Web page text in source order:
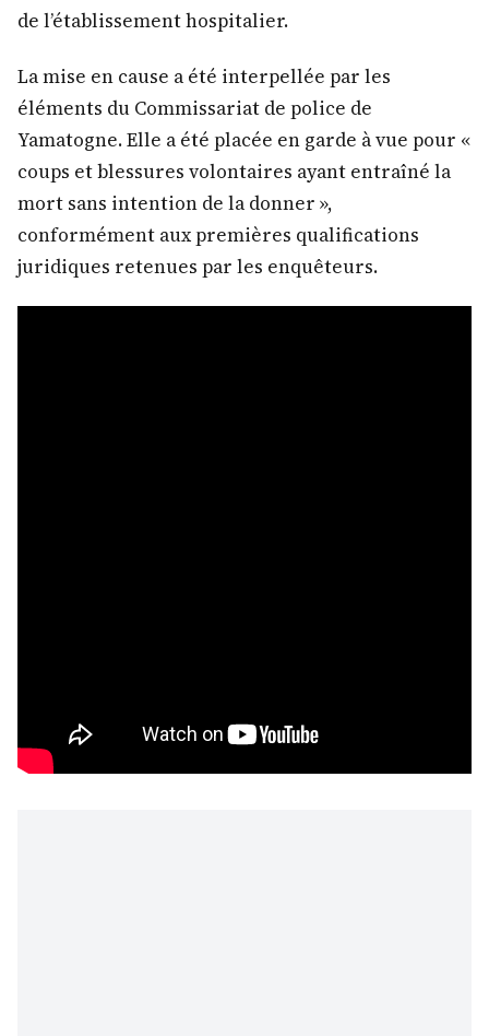
de l’établissement hospitalier.
La mise en cause a été interpellée par les
éléments du Commissariat de police de
Yamatogne. Elle a été placée en garde à vue pour «
coups et blessures volontaires ayant entraîné la
mort sans intention de la donner »,
conformément aux premières qualifications
juridiques retenues par les enquêteurs.